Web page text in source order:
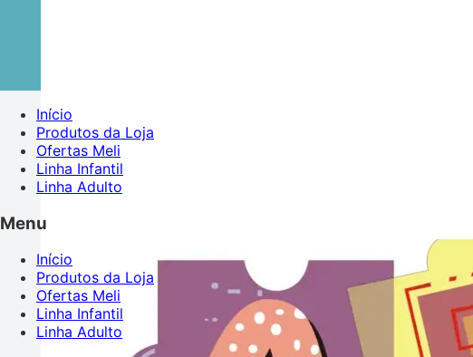
Início
Produtos da Loja
Ofertas Meli
Linha Infantil
Linha Adulto
Menu
Início
Produtos da Loja
Ofertas Meli
Linha Infantil
Linha Adulto